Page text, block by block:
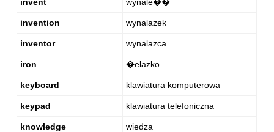
invention wynalazek
inventor wynalazca
iron �elazko
keyboard klawiatura komputerowa
keypad klawiatura telefoniczna
knowledge wiedza